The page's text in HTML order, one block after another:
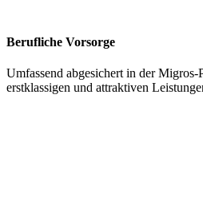
Berufliche Vorsorge
Umfassend abgesichert in der Migros-
erstklassigen und attraktiven